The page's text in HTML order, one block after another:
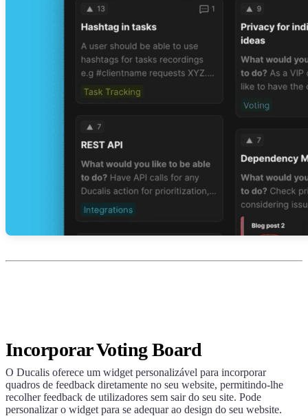
Incorporar Voting Board
O Ducalis oferece um widget personalizável para incorporar
quadros de feedback diretamente no seu website, permitindo-lhe
recolher feedback de utilizadores sem sair do seu site. Pode
personalizar o widget para se adequar ao design do seu website.